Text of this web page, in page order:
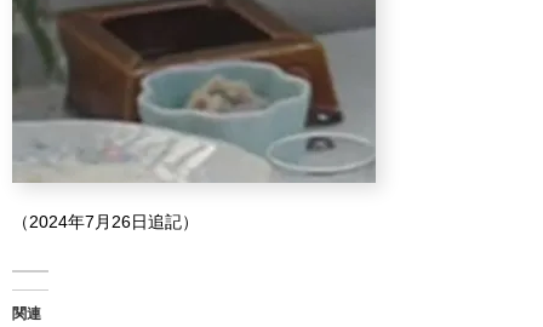
（2024年7月26日追記）
関連